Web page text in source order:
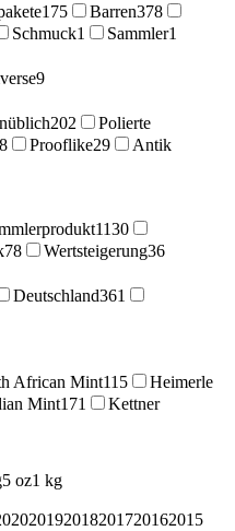
175 Barren378
Schmuck1 Sammler1
9
202
Polierte
Prooflike29
Antik
1130
78 Wertsteigerung36
Deutschland361
African Mint115
Heimerle
Mint171
Kettner
5 oz1 kg
20192018201720162015